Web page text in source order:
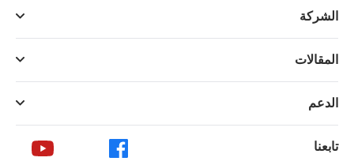
الشركة
المقالات
الدعم
تابعنا